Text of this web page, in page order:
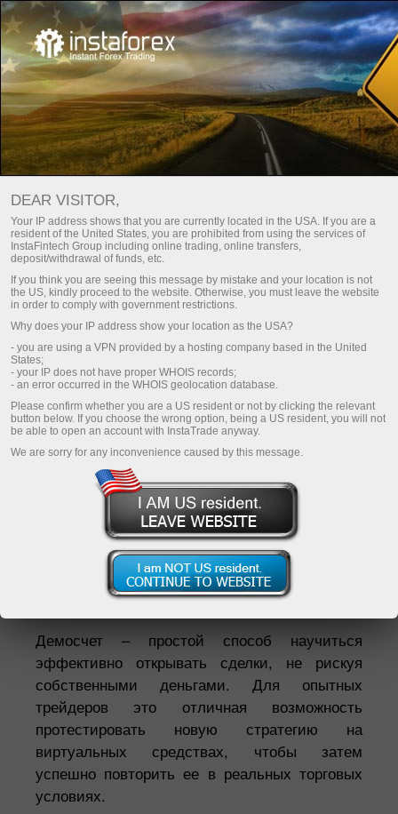
Басты Жаңа бастаушыларға ДЕМО-шот
Үйренуші ДЕМО-шот ашу
Научиться торговать на валютном рынке без рисков –
просто! Откройте демосчет в компанииИнстаТрейд,
чтобы торговать в многофункциональном терминале
MetaTrader с виртуальным депозитом. На это
понадобится всего несколько минут, после чего можно
сразу приступить к торговле более чем 300
финансовыми инструментами с реальными котировками.
Демосчет – это ваш первый шаг к успешной торговле на
валютном рынке!
Қаражатты толтыру/алу тәсілдері
Шоттан ақша алу
Екатерина Стихина
ИнстаТрейд ТВ директоры*
Демосчет – простой способ научиться
эффективно открывать сделки, не рискуя
собственными деньгами. Для опытных
трейдеров это отличная возможность
протестировать новую стратегию на
виртуальных средствах, чтобы затем
успешно повторить ее в реальных торговых
условиях.
DEAR VISITOR,
Your IP address shows that you are currently located in the USA. If you are a
resident of the United States, you are prohibited from using the services of
InstaFintech Group including online trading, online transfers,
deposit/withdrawal of funds, etc.
If you think you are seeing this message by mistake and your location is not
the US, kindly proceed to the website. Otherwise, you must leave the website
in order to comply with government restrictions.
Why does your IP address show your location as the USA?
- you are using a VPN provided by a hosting company based in the United
States;
- your IP does not have proper WHOIS records;
- an error occurred in the WHOIS geolocation database.
Please confirm whether you are a US resident or not by clicking the relevant
button below. If you choose the wrong option, being a US resident, you will not
be able to open an account with InstaTrade anyway.
We are sorry for any inconvenience caused by this message.